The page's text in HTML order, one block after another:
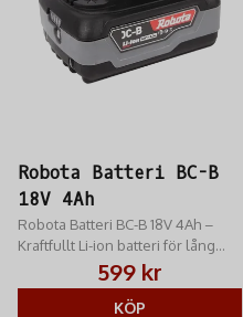
Robota Batteri BC-B
18V 4Ah
Robota Batteri BC-B 18V 4Ah –
Kraftfullt Li-ion batteri för lång
drifttid. Med laddningsindikator
och inbyggt skydd för alla Robota
599 kr
KÖP